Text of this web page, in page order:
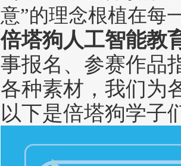
意”的理念根植在每
倍塔狗人工智能教
事报名、参赛作品
各种素材，我们为
以下是倍塔狗学子